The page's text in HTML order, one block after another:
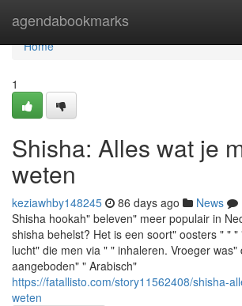
agendabookmarks
Home
Home
1
Shisha: Alles wat je
weten
keziawhby148245 86 days ago News
Shisha hookah" beleven" meer populair in
shisha behelst? Het is een soort" oosters " "
lucht" die men via " " inhaleren. Vroeger was"
aangeboden" " Arabisch"
https://fatallisto.com/story11562408/shisha-
weten